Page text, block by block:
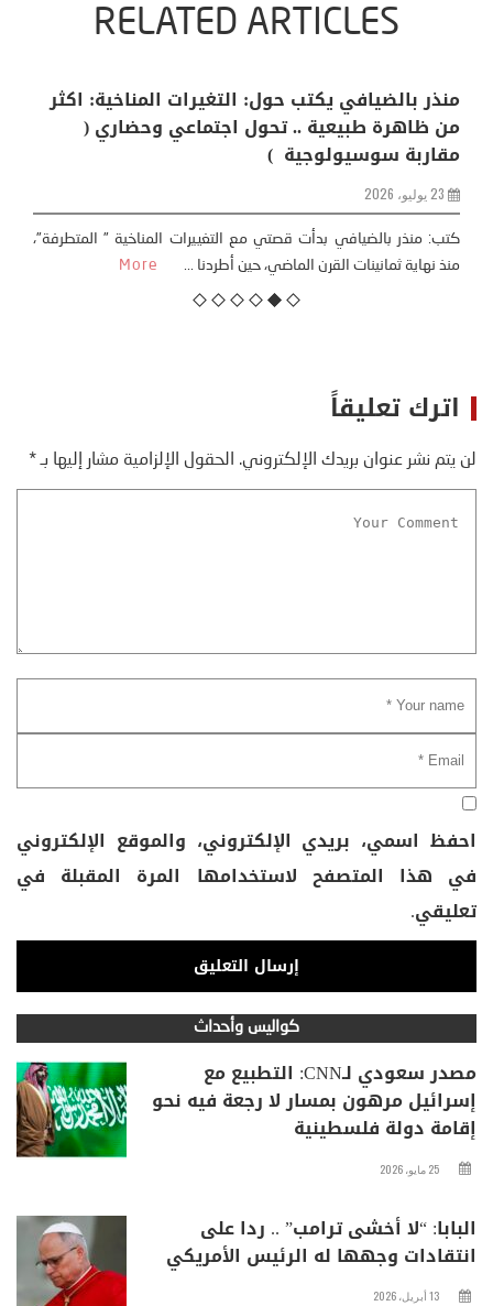
RELATED ARTICLES
منذر بالضيافي يكتب حول: التغيرات المناخية: اكثر
من ظاهرة طبيعية .. تحول اجتماعي وحضاري (
مقاربة سوسيولوجية )
23 يوليو، 2026
كتب: منذر بالضيافي بدأت قصتي مع التغييرات المناخية ” المتطرفة”،
منذ نهاية ثمانينات القرن الماضي، حين أطردنا ...
More
اترك تعليقاً
لن يتم نشر عنوان بريدك الإلكتروني. الحقول الإلزامية مشار إليها بـ*
احفظ اسمي، بريدي الإلكتروني، والموقع الإلكتروني
في هذا المتصفح لاستخدامها المرة المقبلة في
تعليقي.
كواليس وأحداث
مصدر سعودي لـCNN: التطبيع مع
إسرائيل مرهون بمسار لا رجعة فيه نحو
إقامة دولة فلسطينية
25 مايو، 2026
البابا: “لا أخشى ترامب” .. ردا على
انتقادات وجهها له الرئيس الأمريكي
13 أبريل، 2026